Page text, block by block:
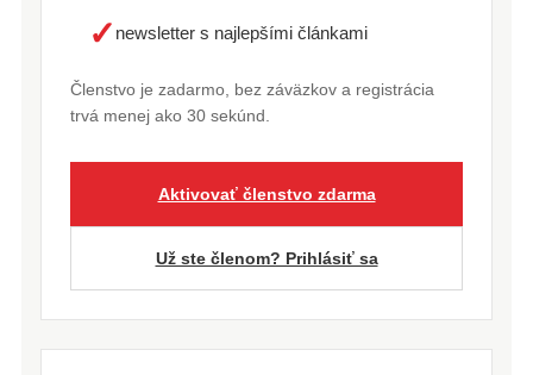
✓ newsletter s najlepšími článkami
Členstvo je zadarmo, bez záväzkov a registrácia
trvá menej ako 30 sekúnd.
Aktivovať členstvo zdarma
Už ste členom? Prihlásiť sa